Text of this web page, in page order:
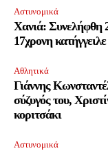
Αστυνομικά
Χανιά: Συνελήφθη
17χρονη
Αθλητικά
Γιάννης
σύζυγός του,
κοριτσάκι
Αστυνομικά